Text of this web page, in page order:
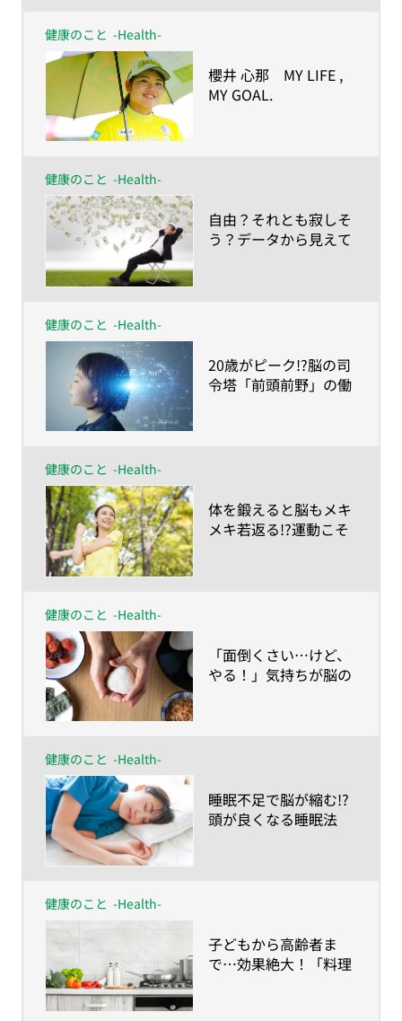
健康のこと -Health-
​櫻井 心那 MY LIFE ,
MY GOAL.
健康のこと -Health-
​自由？それとも寂しそ
う？データから見えて
健康のこと -Health-
​20歳がピーク!?脳の司
令塔「前頭前野」の働
健康のこと -Health-
​体を鍛えると脳もメキ
メキ若返る!?運動こそ
健康のこと -Health-
​「面倒くさい…けど、
やる！」気持ちが脳の
健康のこと -Health-
​睡眠不足で脳が縮む!?
頭が良くなる睡眠法
健康のこと -Health-
​子どもから高齢者ま
で…効果絶大！「料理